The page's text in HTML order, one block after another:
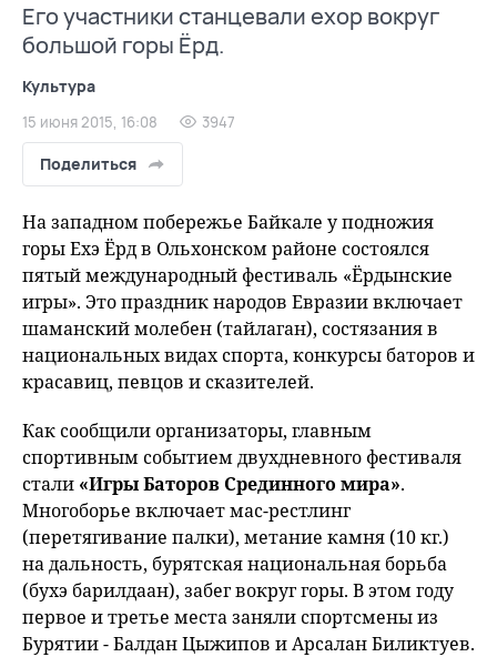
Его участники станцевали ехор вокруг
большой горы Ёрд.
Культура
15 июня 2015, 16:08 3947
Поделиться
На западном побережье Байкале у подножия
горы Ехэ Ёрд в Ольхонском районе состоялся
пятый международный фестиваль «Ёрдынские
игры». Это праздник народов Евразии включает
шаманский молебен (тайлаган), состязания в
национальных видах спорта, конкурсы баторов и
красавиц, певцов и сказителей.
Как сообщили организаторы, главным
спортивным событием двухдневного фестиваля
стали «Игры Баторов Срединного мира».
Многоборье включает мас-рестлинг
(перетягивание палки), метание камня (10 кг.)
на дальность, бурятская национальная борьба
(бухэ барилдаан), забег вокруг горы. В этом году
первое и третье места заняли спортсмены из
Бурятии - Балдан Цыжипов и Арсалан Биликтуев.